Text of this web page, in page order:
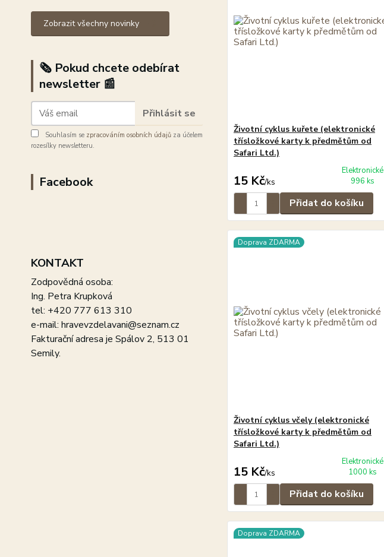
Zobrazit všechny novinky
🗞️ Pokud chcete odebírat
newsletter 📰
Přihlásit se
Souhlasím se zpracováním osobních údajů za účelem
rozesílky newsletteru.
Facebook
KONTAKT
Zodpovědná osoba:
Ing. Petra Krupková
tel: +420 777 613 310
e-mail: hravevzdelavani@seznam.cz
Fakturační adresa je Spálov 2, 513 01
Semily.
Životní cyklus kuřete (elektronické
třísložkové karty k předmětům od
Safari Ltd.)
15 Kč/ks
Elektronické
996 ks
Přidat do košíku
Doprava ZDARMA
Životní cyklus včely (elektronické
třísložkové karty k předmětům od
Safari Ltd.)
15 Kč/ks
Elektronické
1000 ks
Přidat do košíku
Doprava ZDARMA